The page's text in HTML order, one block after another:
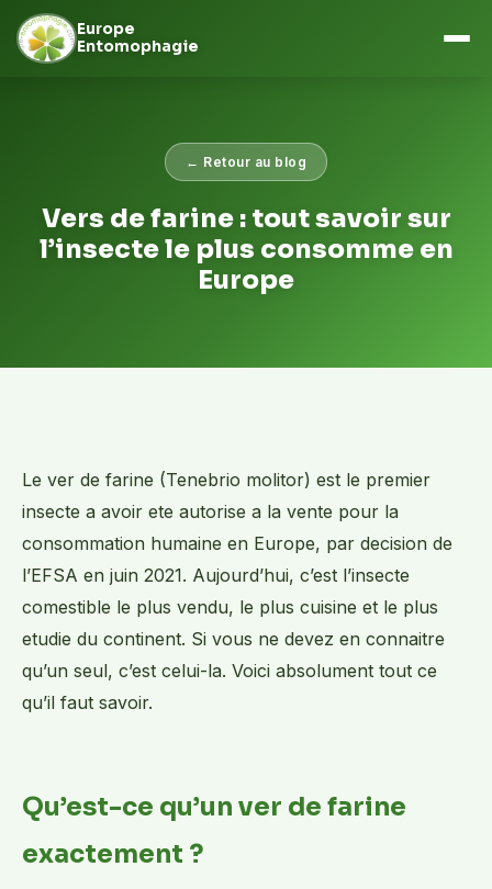
Europe
Entomophagie
← Retour au blog
Vers de farine : tout savoir sur
l’insecte le plus consomme en
Europe
Le ver de farine (Tenebrio molitor) est le premier
insecte a avoir ete autorise a la vente pour la
consommation humaine en Europe, par decision de
l’EFSA en juin 2021. Aujourd’hui, c’est l’insecte
comestible le plus vendu, le plus cuisine et le plus
etudie du continent. Si vous ne devez en connaitre
qu’un seul, c’est celui-la. Voici absolument tout ce
qu’il faut savoir.
Qu’est-ce qu’un ver de farine
exactement ?